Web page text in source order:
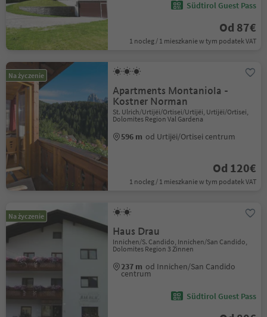
Südtirol Guest Pass
Od 87€
1 nocleg / 1 mieszkanie w tym podatek VAT
Na życzenie
Apartments Montaniola -
Kostner Norman
St. Ulrich/Urtijëi/Ortisei/Urtijëi, Urtijëi/Ortisei,
Dolomites Region Val Gardena
596 m od Urtijëi/Ortisei centrum
Od 120€
1 nocleg / 1 mieszkanie w tym podatek VAT
Na życzenie
Haus Drau
Innichen/S. Candido, Innichen/San Candido,
Dolomites Region 3 Zinnen
237 m od Innichen/San Candido
centrum
Südtirol Guest Pass